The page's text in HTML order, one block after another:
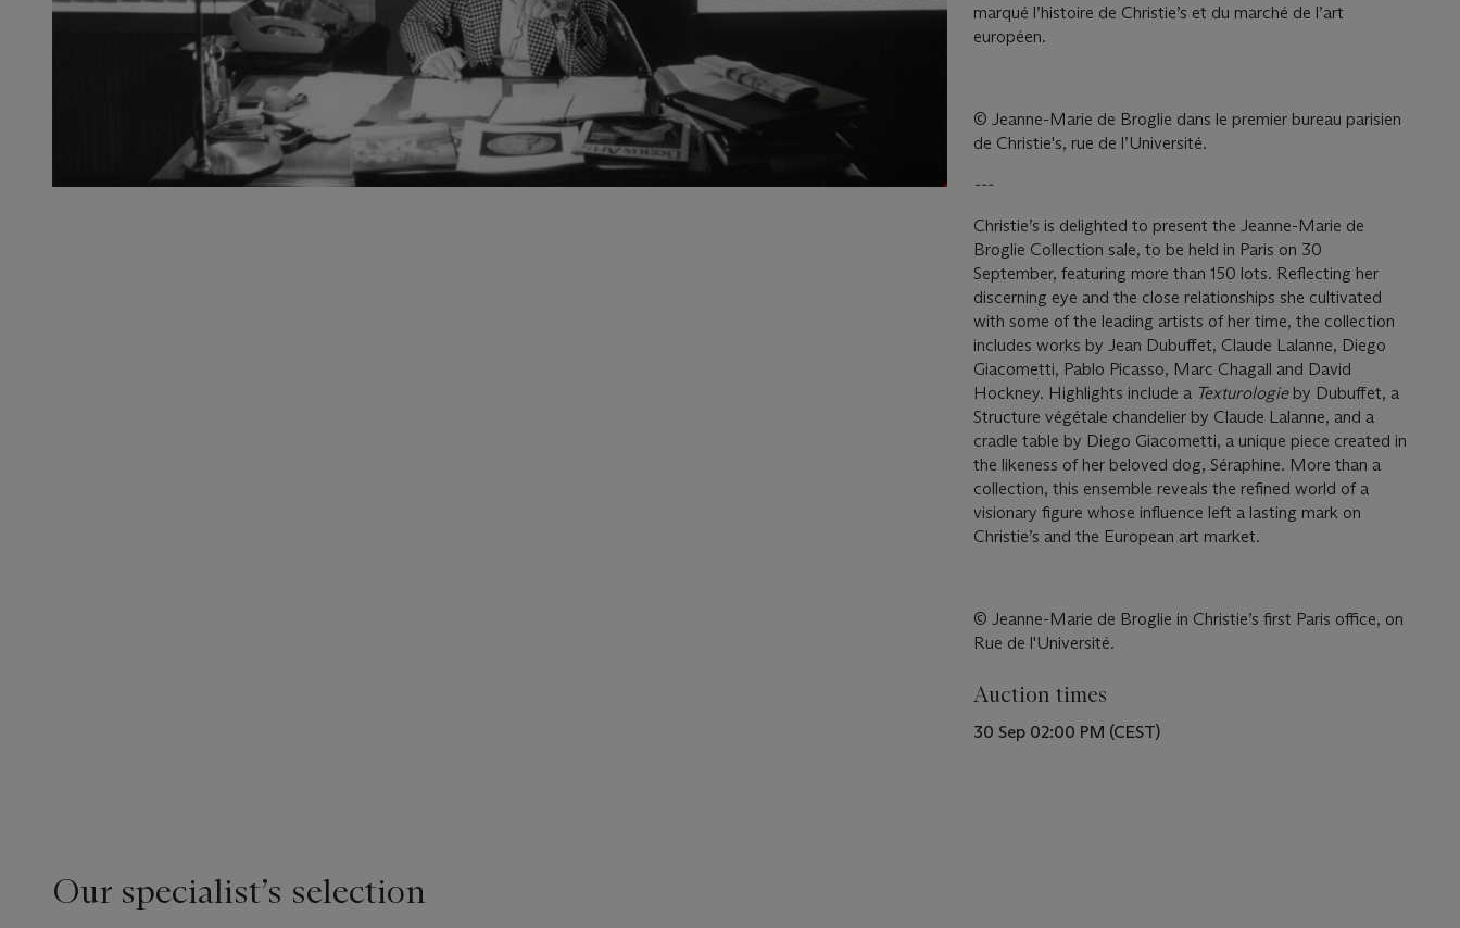
marqué l’histoire de Christie’s et du marché de l’art
européen.
© Jeanne-Marie de Broglie dans le premier bureau parisien
de Christie's, rue de l’Université.
---
Christie’s is delighted to present the Jeanne-Marie de
Broglie Collection sale, to be held in Paris on 30
September, featuring more than 150 lots. Reflecting her
discerning eye and the close relationships she cultivated
with some of the leading artists of her time, the collection
includes works by Jean Dubuffet, Claude Lalanne, Diego
Giacometti, Pablo Picasso, Marc Chagall and David
Hockney. Highlights include a Texturologieby Dubuffet, a
Structure végétale chandelier by Claude Lalanne, and a
cradle table by Diego Giacometti, a unique piece created in
the likeness of her beloved dog, Séraphine. More than a
collection, this ensemble reveals the refined world of a
visionary figure whose influence left a lasting mark on
Christie’s and the European art market.
© Jeanne-Marie de Broglie in Christie’s first Paris office, on
Rue de l'Université.
Auction times
30 Sep 02:00 PM (CEST)
Our specialist’s selection